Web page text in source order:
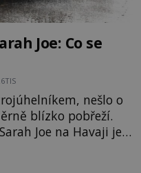
Joe: Co se
nešlo o
blízko pobřeží.
Joe na Havaji je
případem, kterým
Jak si